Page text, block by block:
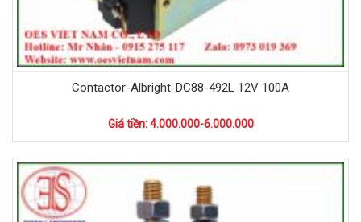
Contactor-Albright-DC88-492L 12V 100A
Giá tiền: 4.000.000-6.000.000